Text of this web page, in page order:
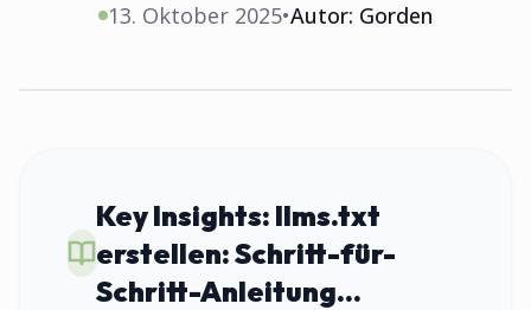
13. Oktober 2025•Autor: Gorden
Key Insights: llms.txt
erstellen: Schritt-für-
Schritt-Anleitung...